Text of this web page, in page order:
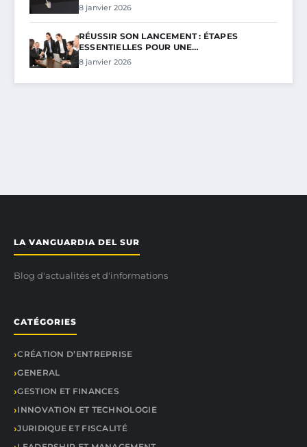
8 janvier 2026
RÉUSSIR SON LANCEMENT : ÉTAPES
ESSENTIELLES POUR UNE…
8 janvier 2026
LA VANGUARDIA DEL SUR
Blog d'actualités et d'informations
CATÉGORIES
CRÉATION D’ENTREPRISE
GENERAL
GESTION ET FINANCES
INNOVATION ET TECHNOLOGIE
JURIDIQUE ET FISCALITÉ